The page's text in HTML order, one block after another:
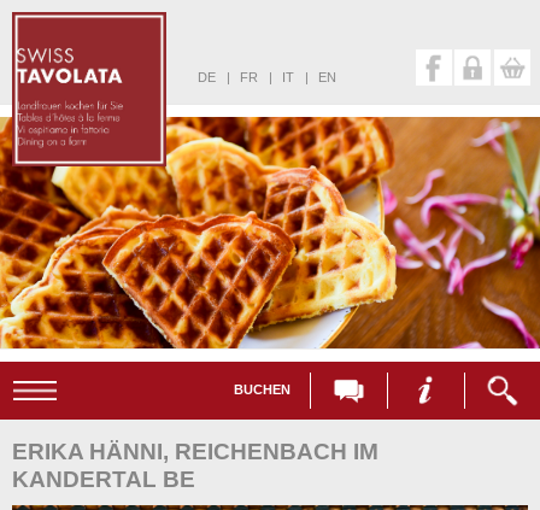
DE | FR | IT | EN
BUCHEN
ERIKA HÄNNI, REICHENBACH IM
KANDERTAL BE